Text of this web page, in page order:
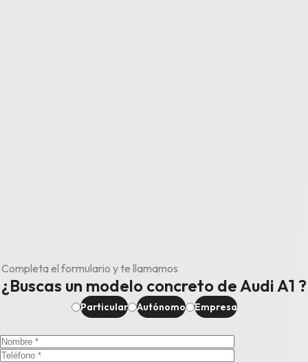
Completa el formulario y te llamamos
¿Buscas un modelo concreto de Audi A1 ?
Particular Autónomo Empresa